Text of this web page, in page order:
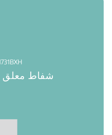
شفاط معلق